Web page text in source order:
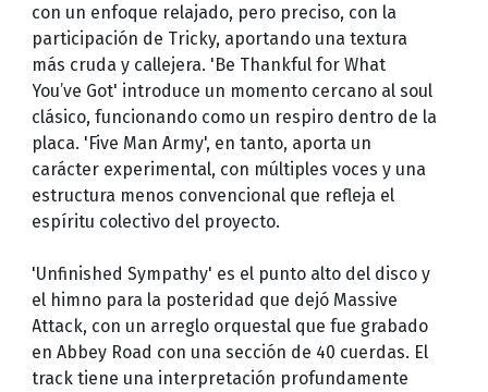
con un enfoque relajado, pero preciso, con la
participación de Tricky, aportando una textura
más cruda y callejera. 'Be Thankful for What
You’ve Got' introduce un momento cercano al soul
clásico, funcionando como un respiro dentro de la
placa. 'Five Man Army', en tanto, aporta un
carácter experimental, con múltiples voces y una
estructura menos convencional que refleja el
espíritu colectivo del proyecto.
'Unfinished Sympathy' es el punto alto del disco y
el himno para la posteridad que dejó Massive
Attack, con un arreglo orquestal que fue grabado
en Abbey Road con una sección de 40 cuerdas. El
track tiene una interpretación profundamente